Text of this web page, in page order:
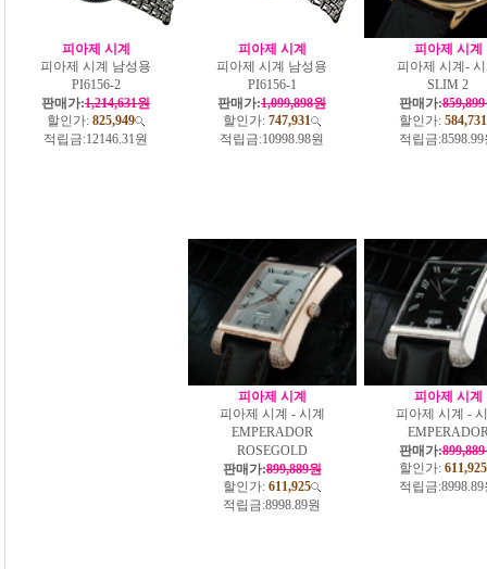
피아제 시계
피아제 시계 남성용
PI6156-2
판매가:1,214,631원
할인가: 825,949
적립금:12146.31원
피아제 시계
피아제 시계 남성용
PI6156-1
판매가:1,099,898원
할인가: 747,931
적립금:10998.98원
피아제 시계
피아제 시계-
SLIM 2
판매가:
할인가: 584,731
적립금:
피아제 시계
피아제 시계 - 시계
EMPERADOR
ROSEGOLD
판매가:899,889원
할인가: 611,925
적립금:8998.89원
피아제 시계
피아제 시계 -
판매가:
할인가: 611,925
적립금: